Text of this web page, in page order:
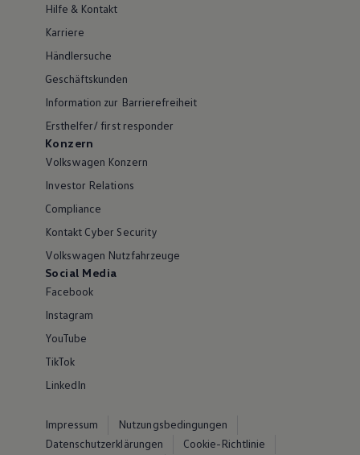
Hilfe & Kontakt
Karriere
Händlersuche
Geschäftskunden
Information zur Barrierefreiheit
Ersthelfer/ first responder
Konzern
Volkswagen Konzern
Investor Relations
Compliance
Kontakt Cyber Security
Volkswagen Nutzfahrzeuge
Social Media
Facebook
Instagram
YouTube
TikTok
LinkedIn
Impressum
Nutzungsbedingungen
Datenschutzerklärungen
Cookie-Richtlinie